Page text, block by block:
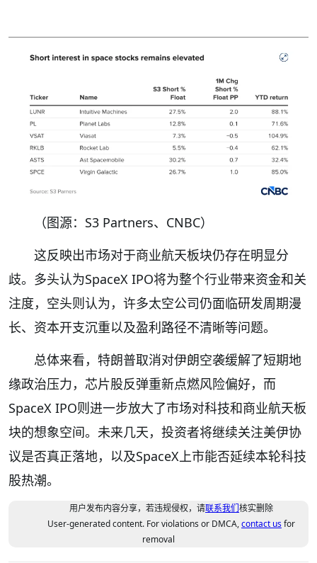
（图源：S3 Partners、CNBC）
这反映出市场对于商业航天板块仍存在明显分
歧。多头认为SpaceX IPO将为整个行业带来资金和关
注度，空头则认为，许多太空公司仍面临研发周期漫
长、资本开支沉重以及盈利路径不清晰等问题。
总体来看，特朗普取消对伊朗空袭缓解了短期地
缘政治压力，芯片股反弹重新点燃风险偏好，而
SpaceX IPO则进一步放大了市场对科技和商业航天板
块的想象空间。未来几天，投资者将继续关注美伊协
议是否真正落地，以及SpaceX上市能否延续本轮科技
股热潮。
用户发布内容分享，若违规侵权，请联系我们核实删除
User-generated content. For violations or DMCA,contact usfor
removal